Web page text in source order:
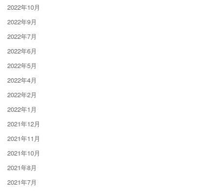
2022年10月
2022年9月
2022年7月
2022年6月
2022年5月
2022年4月
2022年2月
2022年1月
2021年12月
2021年11月
2021年10月
2021年8月
2021年7月